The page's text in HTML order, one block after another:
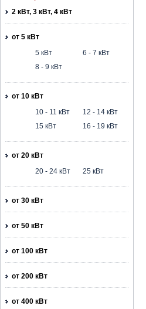
2 кВт, 3 кВт, 4 кВт
от 5 кВт
5 кВт
6 - 7 кВт
8 - 9 кВт
от 10 кВт
10 - 11 кВт
12 - 14 кВт
15 кВт
16 - 19 кВт
от 20 кВт
20 - 24 кВт
25 кВт
от 30 кВт
от 50 кВт
от 100 кВт
от 200 кВт
от 400 кВт